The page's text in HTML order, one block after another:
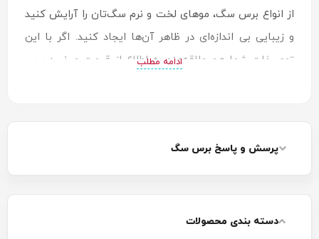
از انواع برس سگ، موهای لخت و نرم سگ‌تان را آرایش کنید
و زیبایی بی اندازه‌ای در ظاهر آن‌ها ایجاد کنید. اگر با این
توصیفات شما هم علاقه‌مند به اطلاع از قیمت و خرید برس
ادامه مطلب
پرسش و پاسخ برس سگ
دسته بندی محصولات